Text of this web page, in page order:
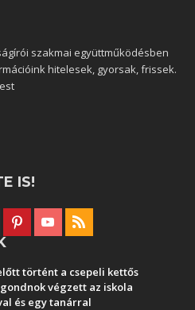
szakmai együttműködésben
hitelesek, gyorsak, frissek.
IS!
történt a csepeli kettős
végzett az iskola
és egy tanárral